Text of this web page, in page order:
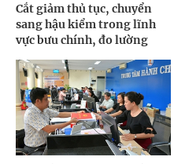
Cắt giảm thủ tục, chuyển
sang hậu kiểm trong lĩnh
vực bưu chính, đo lường